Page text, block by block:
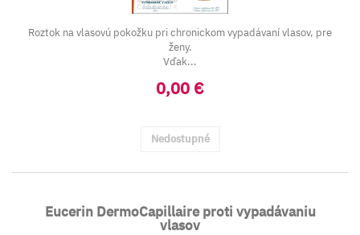
Roztok na vlasovú pokožku pri chronickom vypadávaní vlasov, pre
ženy.
Vďak...
0,00 €
Nedostupné
Eucerin DermoCapillaire proti vypadávaniu
vlasov